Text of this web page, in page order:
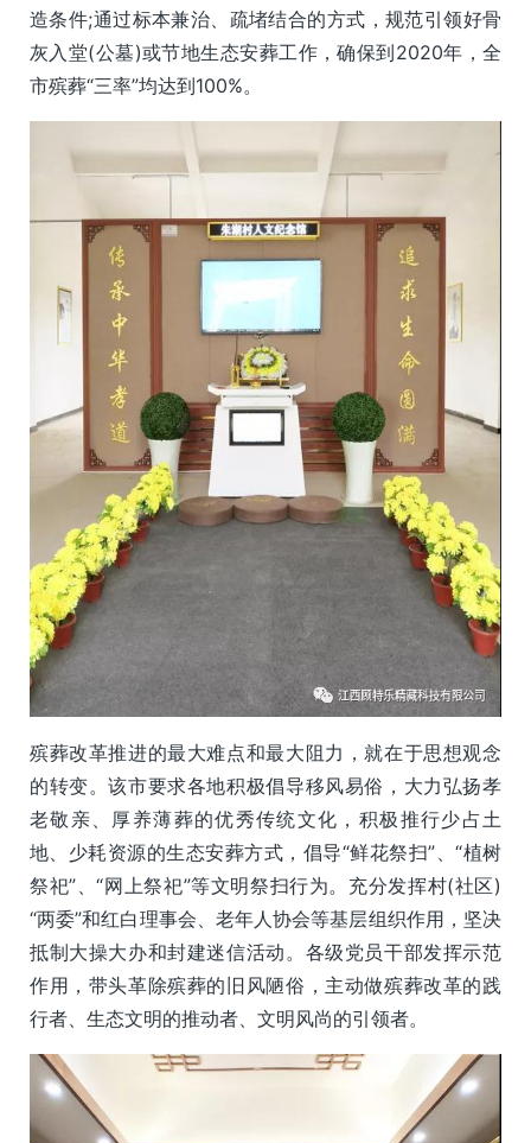
造条件;通过标本兼治、疏堵结合的方式，规范引领好骨
灰入堂(公墓)或节地生态安葬工作，确保到2020年，全
市殡葬“三率”均达到100%。
殡葬改革推进的最大难点和最大阻力，就在于思想观念
的转变。该市要求各地积极倡导移风易俗，大力弘扬孝
老敬亲、厚养薄葬的优秀传统文化，积极推行少占土
地、少耗资源的生态安葬方式，倡导“鲜花祭扫”、“植树
祭祀”、“网上祭祀”等文明祭扫行为。充分发挥村(社区)
“两委”和红白理事会、老年人协会等基层组织作用，坚决
抵制大操大办和封建迷信活动。各级党员干部发挥示范
作用，带头革除殡葬的旧风陋俗，主动做殡葬改革的践
行者、生态文明的推动者、文明风尚的引领者。